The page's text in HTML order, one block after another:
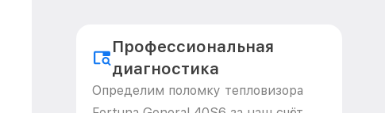
Профессиональная
диагностика
Определим поломку тепловизора